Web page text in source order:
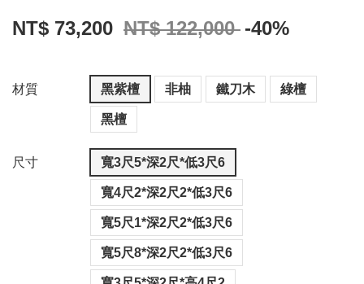
NT$ 73,200 NT$ 122,000 -40%
材質 黑紫檀 非柚 鐵刀木 綠檀
黑檀
尺寸 寬3尺5*深2尺*低3尺6
寬4尺2*深2尺2*低3尺6
寬5尺1*深2尺2*低3尺6
寬5尺8*深2尺2*低3尺6